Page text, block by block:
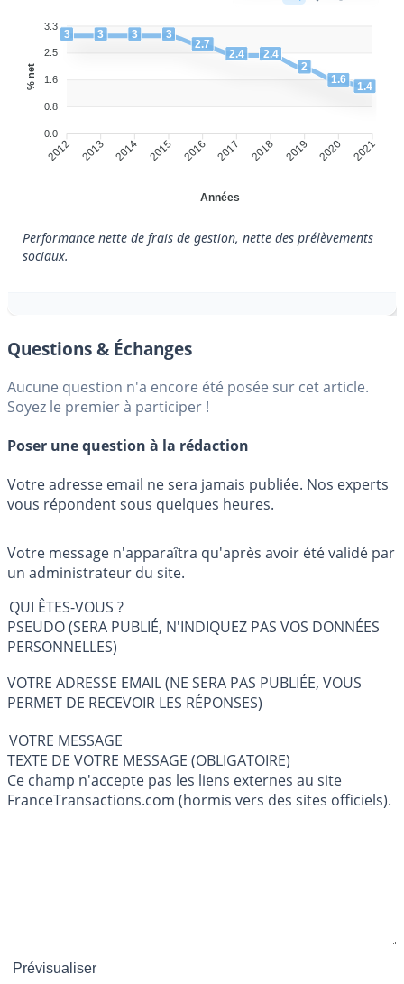
3.3
2.5
1.6
0.8
0.0
% net
3 3 3 3
2.7
2.4
2.4
2
1.6
1.4
2012 2013 2014 2015 2016 2017 2018 2019 2020 2021
Années
Performance nette de frais de gestion, nette des prélèvements
sociaux.
Questions & Échanges
Aucune question n'a encore été posée sur cet article.
Soyez le premier à participer !
Poser une question à la rédaction
Votre adresse email ne sera jamais publiée. Nos experts
vous répondent sous quelques heures.
Votre message n'apparaîtra qu'après avoir été validé par
un administrateur du site.
QUI ÊTES-VOUS ?
PSEUDO (SERA PUBLIÉ, N'INDIQUEZ PAS VOS DONNÉES
PERSONNELLES)
VOTRE ADRESSE EMAIL (NE SERA PAS PUBLIÉE, VOUS
PERMET DE RECEVOIR LES RÉPONSES)
VOTRE MESSAGE
TEXTE DE VOTRE MESSAGE (OBLIGATOIRE)
Ce champ n'accepte pas les liens externes au site
FranceTransactions.com (hormis vers des sites officiels).